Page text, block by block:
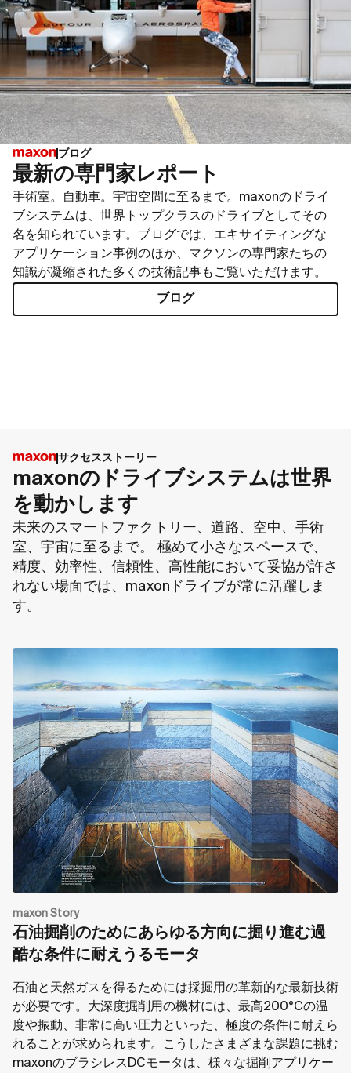
ブログ
最新の専門家レポート
手術室。自動車。宇宙空間に至るまで。maxonのドライ
ブシステムは、世界トップクラスのドライブとしてその
名を知られています。ブログでは、エキサイティングな
アプリケーション事例のほか、マクソンの専門家たちの
知識が凝縮された多くの技術記事もご覧いただけます。
ブログ
サクセスストーリー
maxonのドライブシステムは世界
を動かします
未来のスマートファクトリー、道路、空中、手術
室、宇宙に至るまで。 極めて小さなスペースで、
精度、効率性、信頼性、高性能において妥協が許さ
れない場面では、maxonドライブが常に活躍しま
す。
maxon Story
石油掘削のためにあらゆる方向に掘り進む過
酷な条件に耐えうるモータ
石油と天然ガスを得るためには採掘用の革新的な最新技術
が必要です。大深度掘削用の機材には、最高200°Cの温
度や振動、非常に高い圧力といった、極度の条件に耐えら
れることが求められます。こうしたさまざまな課題に挑む
maxonのブラシレスDCモータは、様々な掘削アプリケー